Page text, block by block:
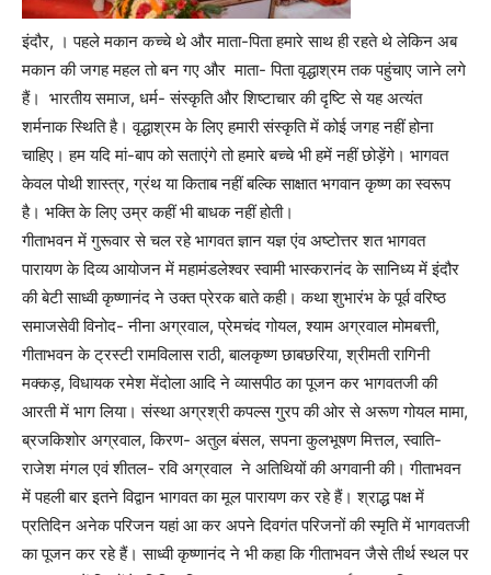
इंदौर, । पहले मकान कच्चे थे और माता-पिता हमारे साथ ही रहते थे लेकिन अब
मकान की जगह महल तो बन गए और माता- पिता वृद्धाश्रम तक पहुंचाए जाने लगे
हैं। भारतीय समाज, धर्म- संस्कृति और शिष्टाचार की दृष्टि से यह अत्यंत
शर्मनाक स्थिति है। वृद्धाश्रम के लिए हमारी संस्कृति में कोई जगह नहीं होना
चाहिए। हम यदि मां-बाप को सताएंगे तो हमारे बच्चे भी हमें नहीं छोड़ेंगे। भागवत
केवल पोथी शास्त्र, ग्रंथ या किताब नहीं बल्कि साक्षात भगवान कृष्ण का स्वरूप
है। भक्ति के लिए उम्र कहीं भी बाधक नहीं होती।
गीताभवन में गुरूवार से चल रहे भागवत ज्ञान यज्ञ एंव अष्टोत्तर शत भागवत
पारायण के दिव्य आयोजन में महामंडलेश्वर स्वामी भास्करानंद के सानिध्य में इंदौर
की बेटी साध्वी कृष्णानंद ने उक्त प्रेरक बाते कही। कथा शुभारंभ के पूर्व वरिष्ठ
समाजसेवी विनोद- नीना अग्रवाल, प्रेमचंद गोयल, श्याम अग्रवाल मोमबत्ती,
गीताभवन के ट्रस्टी रामविलास राठी, बालकृष्ण छाबछरिया, श्रीमती रागिनी
मक्कड़, विधायक रमेश मेंदोला आदि ने व्यासपीठ का पूजन कर भागवतजी की
आरती में भाग लिया। संस्था अग्रश्री कपल्स गु्रप की ओर से अरूण गोयल मामा,
ब्रजकिशोर अग्रवाल, किरण- अतुल बंसल, सपना कुलभूषण मित्तल, स्वाति-
राजेश मंगल एवं शीतल- रवि अग्रवाल ने अतिथियों की अगवानी की। गीताभवन
में पहली बार इतने विद्वान भागवत का मूल पारायण कर रहे हैं। श्राद्ध पक्ष में
प्रतिदिन अनेक परिजन यहां आ कर अपने दिवगंत परिजनों की स्मृति में भागवतजी
का पूजन कर रहे हैं। साध्वी कृष्णानंद ने भी कहा कि गीताभवन जैसे तीर्थ स्थल पर